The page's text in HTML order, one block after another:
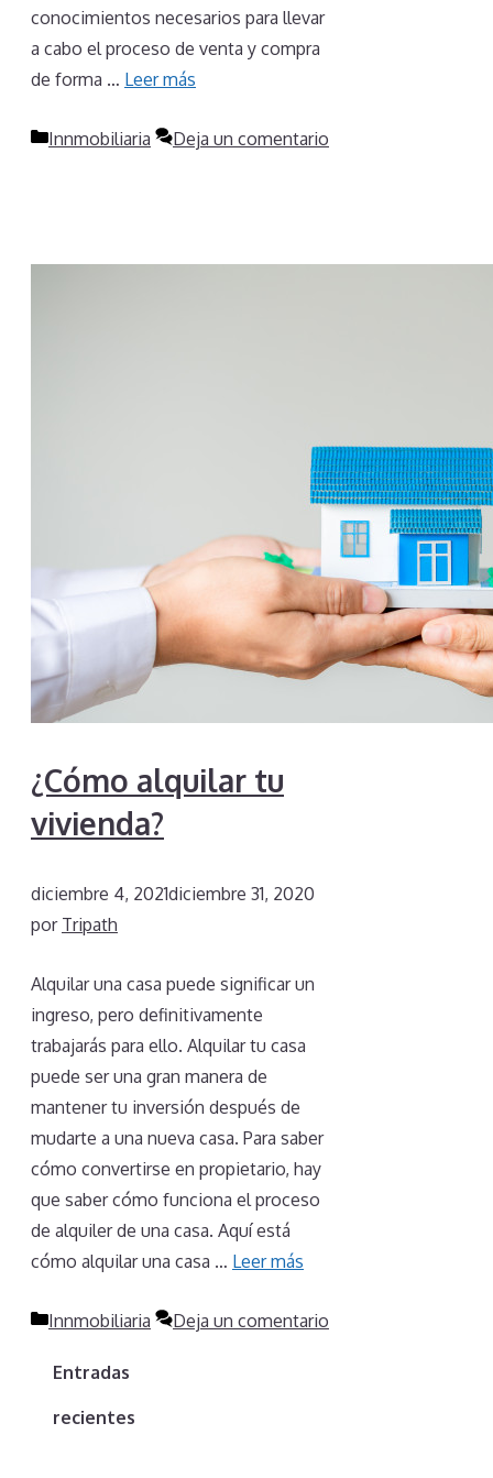
conocimientos necesarios para llevar
a cabo el proceso de venta y compra
de forma … Leer más
Categorías
Innmobiliaria Deja un comentario
¿Cómo alquilar tu
vivienda?
diciembre 4, 2021diciembre 31, 2020
por Tripath
Alquilar una casa puede significar un
ingreso, pero definitivamente
trabajarás para ello. Alquilar tu casa
puede ser una gran manera de
mantener tu inversión después de
mudarte a una nueva casa. Para saber
cómo convertirse en propietario, hay
que saber cómo funciona el proceso
de alquiler de una casa. Aquí está
cómo alquilar una casa … Leer más
Categorías
Innmobiliaria Deja un comentario
Entradas
recientes